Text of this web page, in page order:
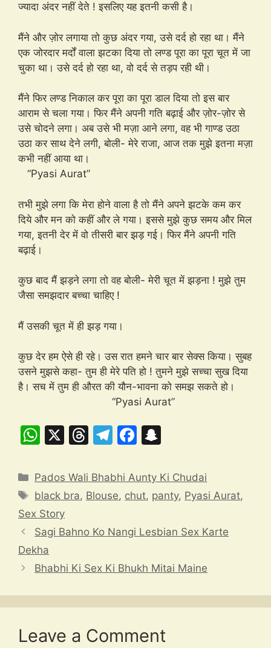
ज्यादा अंदर नहीं देते ! इसलिए यह इतनी कसी है।
मैंने और ज़ोर लगाया तो कुछ अंदर गया, उसे दर्द हो रहा था। मैंने
एक जोरदार मर्दों वाला झटका दिया तो लण्ड पूरा का पूरा चूत में जा
चुका था। उसे दर्द हो रहा था, वो दर्द से तड़प रही थी।
मैंने फिर लण्ड निकाल कर पूरा का पूरा डाल दिया तो इस बार
आराम से चला गया। फिर मैंने अपनी गति बढ़ाई और ज़ोर-ज़ोर से
उसे चोदने लगा। अब उसे भी मज़ा आने लगा, वह भी गाण्ड उठा
उठा कर साथ देने लगी, बोली- मेरे राजा, आज तक मुझे इतना मज़ा
कभी नहीं आया था।
“Pyasi Aurat”
तभी मुझे लगा कि मेरा होने वाला है तो मैंने अपने झटके कम कर
दिये और मन को कहीं और ले गया। इससे मुझे कुछ समय और मिल
गया, इतनी देर में वो तीसरी बार झड़ गई। फिर मैंने अपनी गति
बढ़ाई।
कुछ बाद मैं झड़ने लगा तो वह बोली- मेरी चूत में झड़ना ! मुझे तुम
जैसा समझदार बच्चा चाहिए !
मैं उसकी चूत में ही झड़ गया।
कुछ देर हम ऐसे ही रहे। उस रात हमने चार बार सेक्स किया। सुबह
उसने मुझसे कहा- तुम ही मेरे पति हो ! तुमने मुझे सच्चा सुख दिया
है। सच में तुम ही औरत की यौन-भावना को समझ सकते हो।
“Pyasi Aurat”
W
at
s
A
p
p
X
T
e
a
s
T
e
gr
m
F
c
e
o
k
a
p
h
Categories
Pados Wali Bhabhi Aunty Ki Chudai
Tags
black bra, Blouse, chut, panty, Pyasi Aurat,
Sex Story
Sagi Bahno Ko Nangi Lesbian Sex Karte
Dekha
Bhabhi Ki Sex Ki Bhukh Mitai Maine
Leave a Comment